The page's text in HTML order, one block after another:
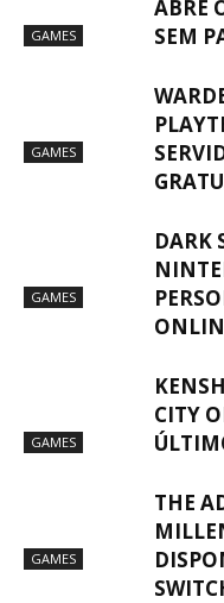
GAMES
ABRE
SEM
GAMES
GAMES
DARK
GAMES
CITY
GAMES
THE